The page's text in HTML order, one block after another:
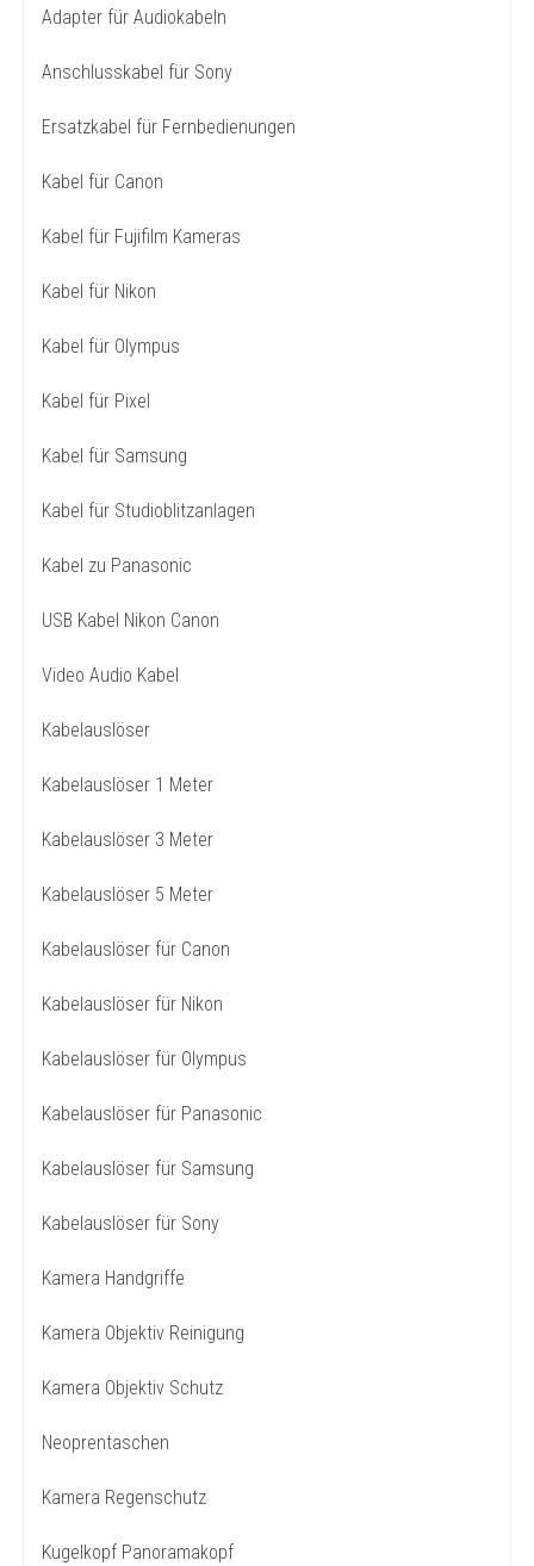
Adapter für Audiokabeln
Anschlusskabel für Sony
Ersatzkabel für Fernbedienungen
Kabel für Canon
Kabel für Fujifilm Kameras
Kabel für Nikon
Kabel für Olympus
Kabel für Pixel
Kabel für Samsung
Kabel für Studioblitzanlagen
Kabel zu Panasonic
USB Kabel Nikon Canon
Video Audio Kabel
Kabelauslöser
Kabelauslöser 1 Meter
Kabelauslöser 3 Meter
Kabelauslöser 5 Meter
Kabelauslöser für Canon
Kabelauslöser für Nikon
Kabelauslöser für Olympus
Kabelauslöser für Panasonic
Kabelauslöser für Samsung
Kabelauslöser für Sony
Kamera Handgriffe
Kamera Objektiv Reinigung
Kamera Objektiv Schutz
Neoprentaschen
Kamera Regenschutz
Kugelkopf Panoramakopf